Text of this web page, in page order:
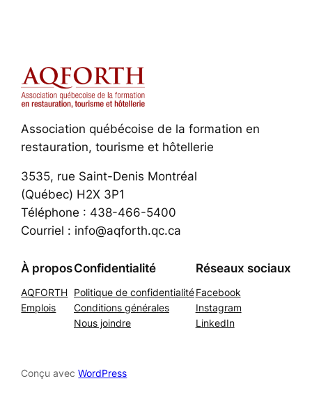
Association québécoise de la formation en
restauration, tourisme et hôtellerie
3535, rue Saint-Denis Montréal
(Québec) H2X 3P1
Téléphone : 438-466-5400
Courriel : info@aqforth.qc.ca
À propos
AQFORTH
Emplois
Confidentialité
Politique de confidentialité
Conditions générales
Nous joindre
Réseaux sociaux
Facebook
Instagram
LinkedIn
Conçu avecWordPress